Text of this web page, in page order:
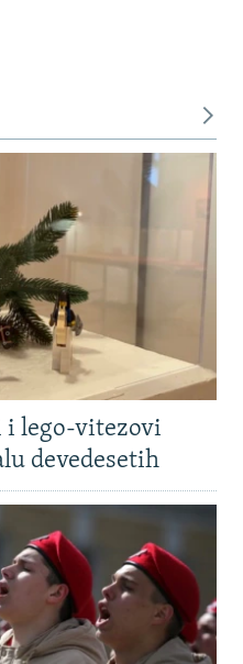
i lego-vitezovi
devedesetih